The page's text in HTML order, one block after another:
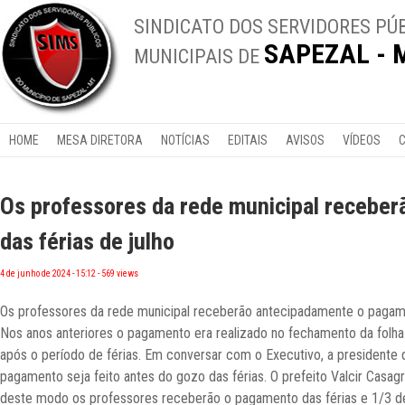
SINDICATO DOS SERVIDORES
MUNICIPAIS DE SAPEZAL -
HOME MESA DIRETORA NOTÍCIAS EDITAIS AVISOS VÍDEOS
Os professores da rede municipal
das férias de julho
4 de junho de 2024 - 15:12 - 569 views
Os professores da rede municipal receberão antecipadamente o
Nos anos anteriores o pagamento era realizado no fechamento da
após o período de férias. Em conversar com o Executivo, a presidente
pagamento seja feito antes do gozo das férias. O prefeito Valcir
deste modo os professores receberão o pagamento das férias e 1/3